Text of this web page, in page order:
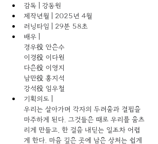
감독 | 강동원
제작년월 | 2025년 4월
러닝타임 | 29분 58초
배우 |
경우役 안은수
이경役 이다원
다은役 이영지
남만役 홍지석
강석役 임우철
기획의도 |
우리는 살아가며 각자의 두려움과 결핍을
마주하게 된다. 그것들은 때로 우리를 움츠
리게 만들고, 한 걸음 내딛는 일조차 어렵
게 한다. 마음 깊은 곳에 남은 상처는 쉽게